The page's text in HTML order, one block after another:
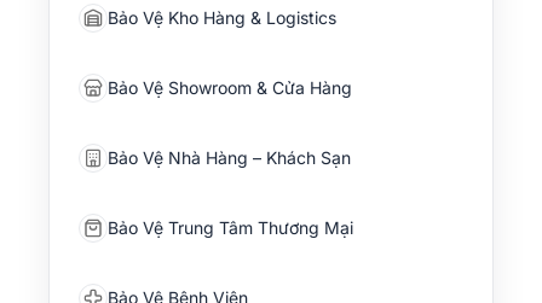
Bảo Vệ Kho Hàng & Logistics
Bảo Vệ Showroom & Cửa Hàng
Bảo Vệ Nhà Hàng – Khách Sạn
Bảo Vệ Trung Tâm Thương Mại
Bảo Vệ Bệnh Viện